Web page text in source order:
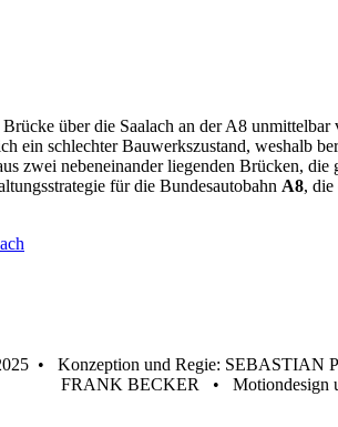
über die Saalach an der A8
ein schlechter Bauwerkszustand, weshalb
zwei nebeneinander liegenden Brücken,
für die Bundesautobahn A8,
• Konzeption und Regie:
FRANK BECKER • Motiondesign